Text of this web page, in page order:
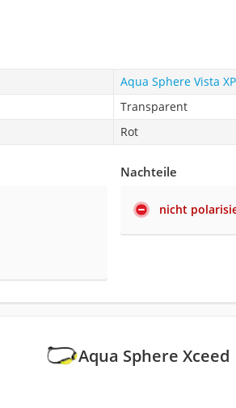
Aqua Sphere Vista XP
Transparent
Rot
Nachteile
nicht
Aqua Sphere Xceed